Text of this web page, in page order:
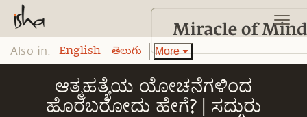
ಆತ್ಮಹತ್ಯೆಯ ಯೋಚನೆಗಳಿಂದ
ಹೊರಬರೋದು ಹೇಗೆ? | ಸದ್ಗುರು
Also in: English తెలుగు More